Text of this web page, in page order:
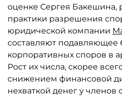
оценке Сергея Бакешина,
практики разрешения
юридической компании
составляют подавляющее
корпоративных споров в
Рост их числа, скорее
снижением финансовой
нехваткой денег у членов